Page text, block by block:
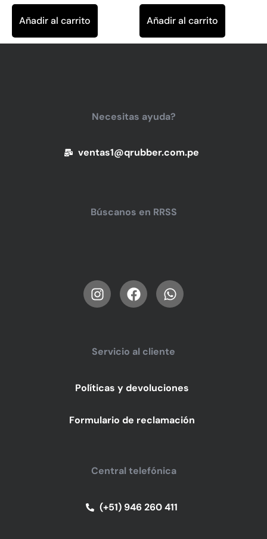
Añadir al carrito Añadir al carrito
Necesitas ayuda?
ventas1@qrubber.com.pe
Búscanos en RRSS
Servicio al cliente
Políticas y devoluciones
Formulario de reclamación
Central telefónica
(+51) 946 260 411